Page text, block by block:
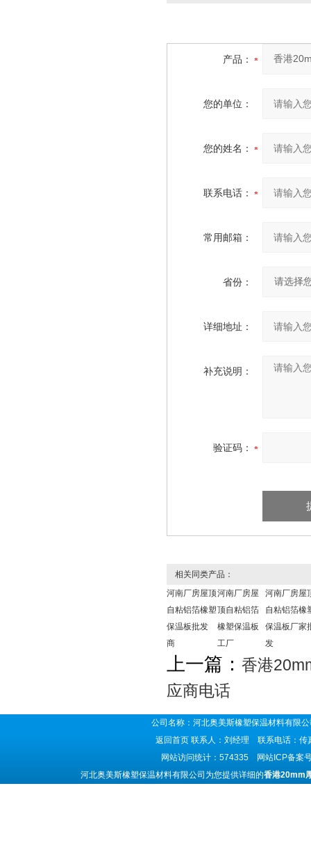
产品：
您的单位：
您的姓名：
联系电话：
常用邮箱：
省份：
详细地址：
补充说明：
验证码：
相关同类产品：
河南厂房屋顶
自粘铝箔橡塑
保温板批发
商
河南厂房屋
顶自粘铝箔
橡塑保温板
工厂
河南厂房屋
自粘铝箔橡
保温板厂家
发
上一篇： 香港
应商电话
公司名称：河北奥美斯橡塑保温材料有
返回首页 联系人：刘经理 联系电话：
网站访问统计：574335 网站ICP备案
河北奥美斯橡塑保温材料有限公司为您提供详细的香港20mm